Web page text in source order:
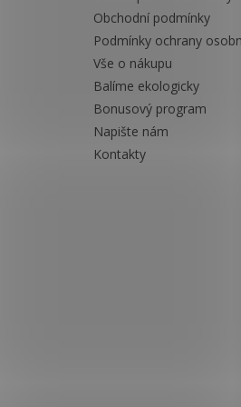
Obchodní podmínky
Podmínky ochrany
Vše o nákupu
Balíme ekologicky
Bonusový program
Napište nám
Kontakty